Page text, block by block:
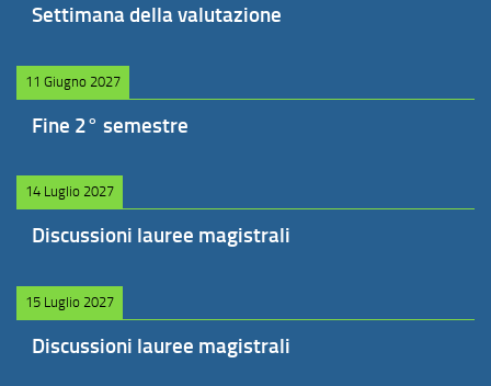
Settimana della valutazione
11 Giugno 2027
Fine 2° semestre
14 Luglio 2027
Discussioni lauree magistrali
15 Luglio 2027
Discussioni lauree magistrali